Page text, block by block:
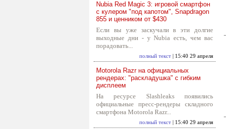
Nubia Red Magic 3: игровой смартфон
с кулером "под капотом", Snapdragon
855 и ценником от $430
Если вы уже заскучали в эти долгие
выходные дни - у Nubia есть, чем вас
порадовать...
полный текст | 15:40 29 апреля
Motorola Razr на официальных
рендерах: "раскладушка" с гибким
дисплеем
На ресурсе Slashleaks появились
официальные пресс-рендеры складного
смартфона Motorola Razr...
полный текст | 15:40 29 апреля